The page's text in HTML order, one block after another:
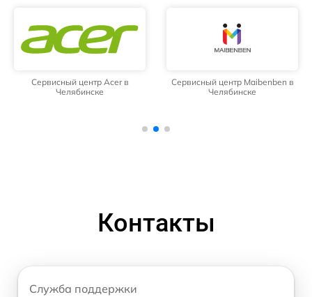
Сервисный центр Acer в
Челябинске
Сервисный центр Maibenben в
Челябинске
Контакты
Служба поддержки